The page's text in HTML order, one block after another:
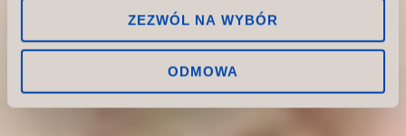
ZEZWÓL NA WYBÓR
ODMOWA